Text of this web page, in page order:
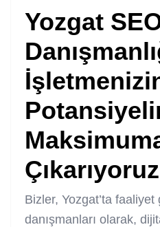
Yozgat
Çıkarıyoruz
Bizler, Yozgat’ta
danışmanları olarak,